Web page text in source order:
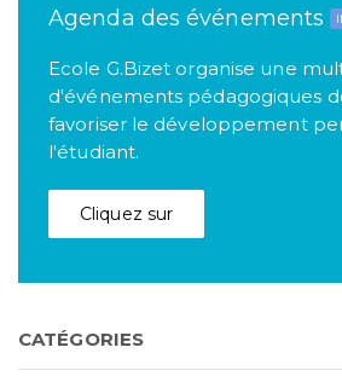
Agenda des événements
Ecole G.Bizet organise une
d'événements pédagogiques
favoriser le développement
l'étudiant.
Cliquez sur
CATÉGORIES